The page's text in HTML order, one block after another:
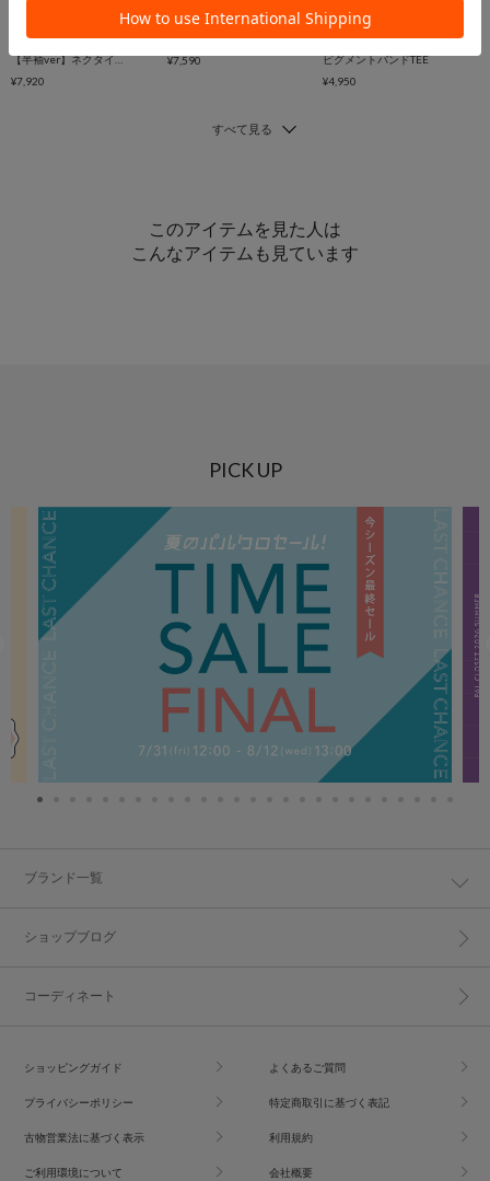
【半袖ver】ネクタイ付きティアードチュニックシャツワンピース
¥7,920
CIAOPANIC
（ストライプ・無地）ワイドバルーンイージースラックス
¥7,590
再入荷
ピグメントバンドTEE
¥4,950
このアイテムを見た人は
こんなアイテムも見ています
PICK UP
ブランド一覧
ショップブログ
コーディネート
ショッピングガイド よくあるご質問
プライバシーポリシー 特定商取引に基づく表記
古物営業法に基づく表示 利用規約
ご利用環境について 会社概要